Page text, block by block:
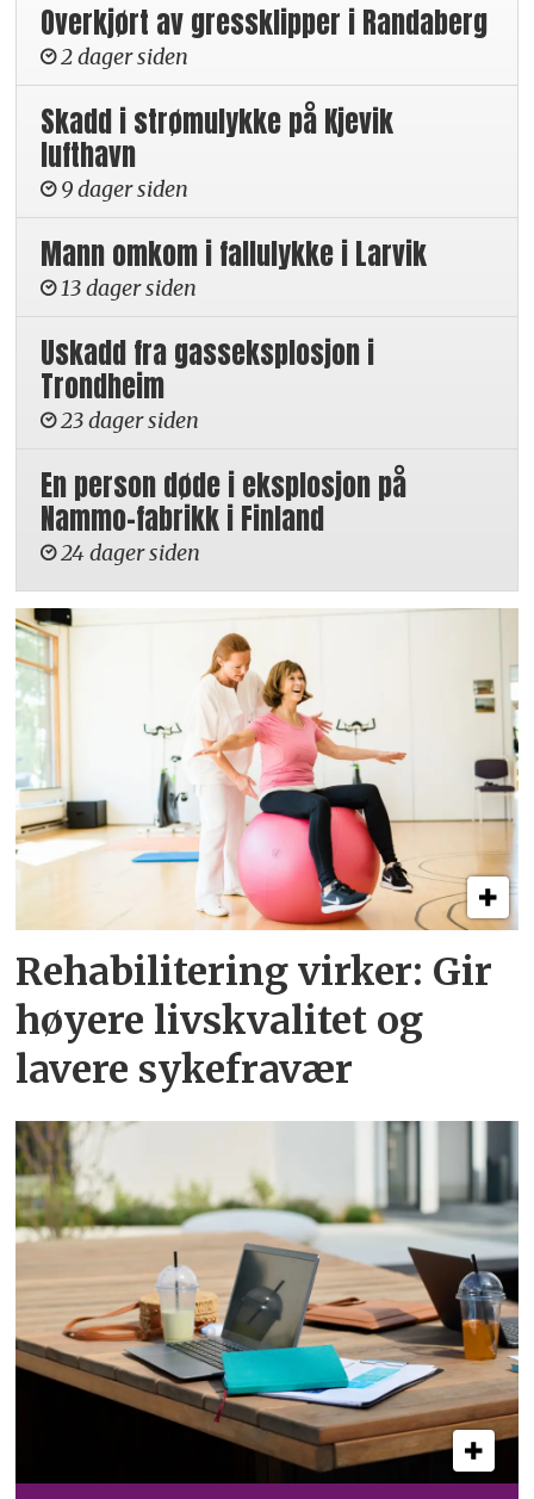
Overkjørt av gressklipper i Randaberg
2 dager siden
Skadd i strømulykke på Kjevik
lufthavn
9 dager siden
Mann omkom i fallulykke i Larvik
13 dager siden
Uskadd fra gasseksplosjon i
Trondheim
23 dager siden
En person døde i eksplosjon på
Nammo-fabrikk i Finland
24 dager siden
Rehabilitering virker: Gir
høyere livskvalitet og
lavere sykefravær